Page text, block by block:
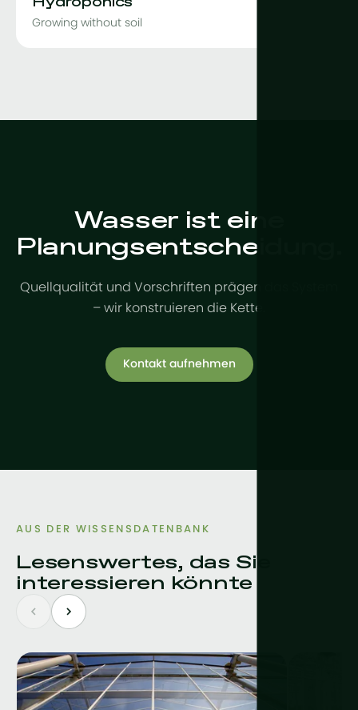
Growing without soil
Wasser ist eine
Planungsentscheidung.
Quellqualität und Vorschriften prägen das System
– wir konstruieren die Kette.
Kontakt aufnehmen
AUS DER WISSENSDATENBANK
Lesenswertes, das Sie
interessieren könnte